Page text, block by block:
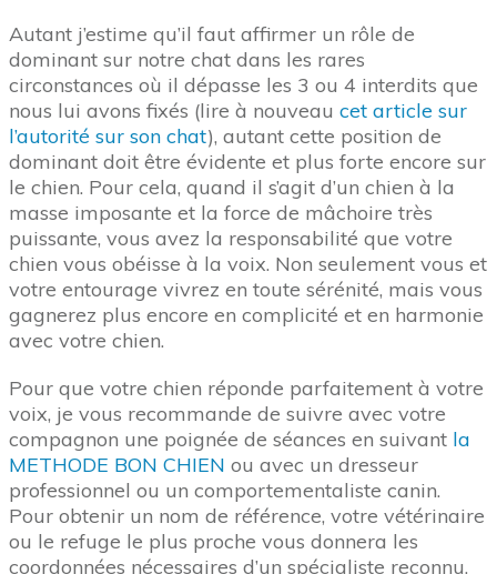
Autant j’estime qu’il faut affirmer un rôle de
dominant sur notre chat dans les rares
circonstances où il dépasse les 3 ou 4 interdits que
nous lui avons fixés (lire à nouveau cet article sur
l’autorité sur son chat), autant cette position de
dominant doit être évidente et plus forte encore sur
le chien. Pour cela, quand il s’agit d’un chien à la
masse imposante et la force de mâchoire très
puissante, vous avez la responsabilité que votre
chien vous obéisse à la voix. Non seulement vous et
votre entourage vivrez en toute sérénité, mais vous
gagnerez plus encore en complicité et en harmonie
avec votre chien.
Pour que votre chien réponde parfaitement à votre
voix, je vous recommande de suivre avec votre
compagnon une poignée de séances en suivant la
METHODE BON CHIEN ou avec un dresseur
professionnel ou un comportementaliste canin.
Pour obtenir un nom de référence, votre vétérinaire
ou le refuge le plus proche vous donnera les
coordonnées nécessaires d’un spécialiste reconnu.